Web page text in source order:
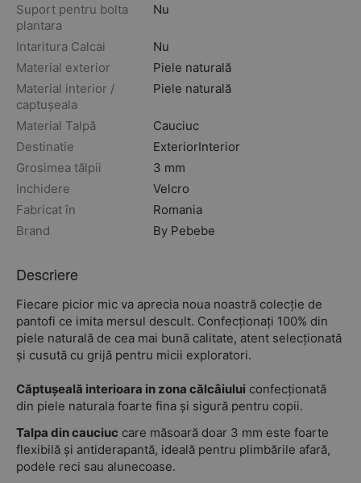
Suport pentru bolta
plantara
Nu
Intaritura Calcai
Nu
Material exterior
Piele naturală
Material interior /
captușeala
Piele naturală
Material Talpă
Cauciuc
Destinatie
ExteriorInterior
Grosimea tălpii
3 mm
Inchidere
Velcro
Fabricat în
Romania
Brand
By Pebebe
Descriere
Fiecare picior mic va aprecia noua noastră colecție de
pantofi ce imita mersul descult. Confecționați 100% din
piele naturală de cea mai bună calitate, atent selecționată
și cusută cu grijă pentru micii exploratori.
Căptușeală interioara in zona călcâiului confecționată
din piele naturala foarte fina și sigură pentru copii.
Talpa din cauciuc care măsoară doar 3 mm este foarte
flexibilă și antiderapantă, ideală pentru plimbările afară,
podele reci sau alunecoase.